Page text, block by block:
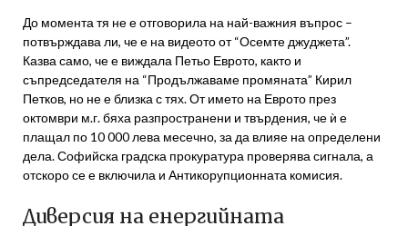
До момента тя не е отговорила на най-важния въпрос –
потвърждава ли, че е на видеото от “Осемте джуджета”.
Казва само, че е виждала Петьо Еврото, както и
съпредседателя на “Продължаваме промяната” Кирил
Петков, но не е близка с тях. От името на Еврото през
октомври м.г. бяха разпространени и твърдения, че ѝ е
плащал по 10 000 лева месечно, за да влияе на определени
дела. Софийска градска прокуратура проверява сигнала, а
отскоро се е включила и Антикорупционната комисия.
Диверсия на енергийната